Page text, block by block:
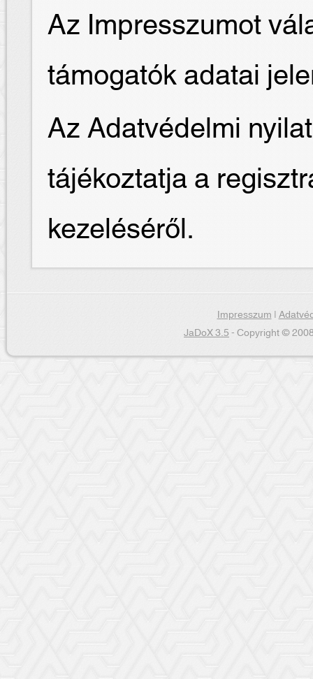
Az Impresszumot
támogatók adatai
Az Adatvédelmi
tájékoztatja a
kezeléséről.
Impresszum|
JaDoX 3.5- Copyright ©